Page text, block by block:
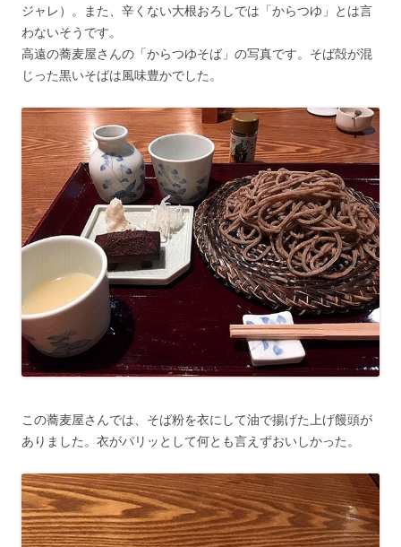
ジャレ）。また、辛くない大根おろしでは「からつゆ」とは言
わないそうです。
高遠の蕎麦屋さんの「からつゆそば」の写真です。そば殻が混
じった黒いそばは風味豊かでした。
この蕎麦屋さんでは、そば粉を衣にして油で揚げた上げ饅頭が
ありました。衣がパリッとして何とも言えずおいしかった。